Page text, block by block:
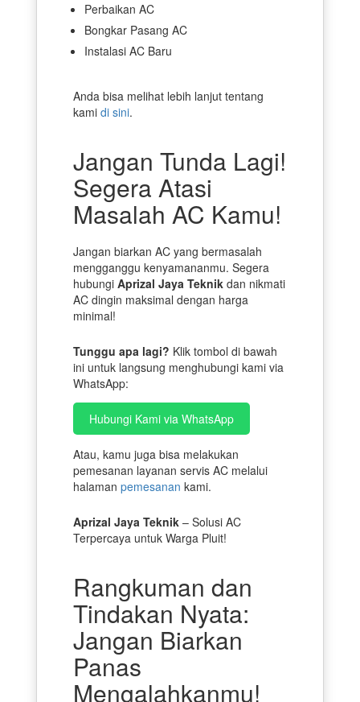
Perbaikan AC
Bongkar Pasang AC
Instalasi AC Baru
Anda bisa melihat lebih lanjut tentang
kami di sini.
Jangan Tunda Lagi!
Segera Atasi
Masalah AC Kamu!
Jangan biarkan AC yang bermasalah
mengganggu kenyamananmu. Segera
hubungi Aprizal Jaya Teknikdan nikmati
AC dingin maksimal dengan harga
minimal!
Tunggu apa lagi? Klik tombol di bawah
ini untuk langsung menghubungi kami via
WhatsApp:
Hubungi Kami via WhatsApp
Atau, kamu juga bisa melakukan
pemesanan layanan servis AC melalui
halaman pemesanan kami.
Aprizal Jaya Teknik– Solusi AC
Terpercaya untuk Warga Pluit!
Rangkuman dan
Tindakan Nyata:
Jangan Biarkan
Panas
Mengalahkanmu!